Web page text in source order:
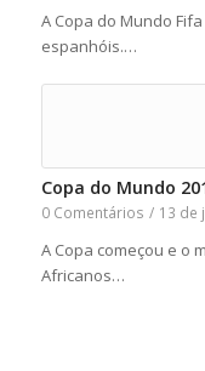
A Copa do Mundo
espanhóis.…
Copa do Mundo
0 Comentários / 13 de
A Copa começou e o
Africanos…